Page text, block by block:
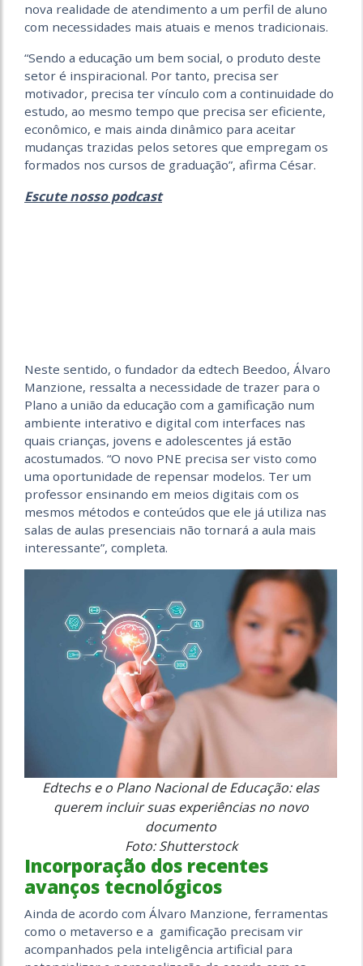
nova realidade de atendimento a um perfil de aluno
com necessidades mais atuais e menos tradicionais.
“Sendo a educação um bem social, o produto deste
setor é inspiracional. Por tanto, precisa ser
motivador, precisa ter vínculo com a continuidade do
estudo, ao mesmo tempo que precisa ser eficiente,
econômico, e mais ainda dinâmico para aceitar
mudanças trazidas pelos setores que empregam os
formados nos cursos de graduação”, afirma César.
Escute nosso podcast
Neste sentido, o fundador da edtech Beedoo, Álvaro
Manzione, ressalta a necessidade de trazer para o
Plano a união da educação com a gamificação num
ambiente interativo e digital com interfaces nas
quais crianças, jovens e adolescentes já estão
acostumados. “O novo PNE precisa ser visto como
uma oportunidade de repensar modelos. Ter um
professor ensinando em meios digitais com os
mesmos métodos e conteúdos que ele já utiliza nas
salas de aulas presenciais não tornará a aula mais
interessante”, completa.
Edtechs e o Plano Nacional de Educação: elas
querem incluir suas experiências no novo
documento
Foto: Shutterstock
Incorporação dos recentes
avanços tecnológicos
Ainda de acordo com Álvaro Manzione, ferramentas
como o metaverso e a gamificação precisam vir
acompanhados pela inteligência artificial para